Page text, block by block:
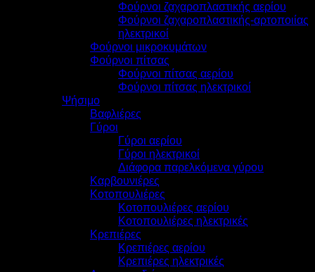
Φούρνοι ζαχαροπλαστικής αερίου
Φούρνοι ζαχαροπλαστικής-αρτοποιίας
ηλεκτρικοί
Φούρνοι μικροκυμάτων
Φούρνοι πίτσας
Φούρνοι πίτσας αερίου
Φούρνοι πίτσας ηλεκτρικοί
Ψήσιμο
Βαφλιέρες
Γύροι
Γύροι αερίου
Γύροι ηλεκτρικοί
Διάφορα παρελκόμενα γύρου
Καρβουνιέρες
Κοτοπουλιέρες
Κοτοπουλιέρες αερίου
Κοτοπουλιέρες ηλεκτρικές
Κρεπιέρες
Κρεπιέρες αερίου
Κρεπιέρες ηλεκτρικές